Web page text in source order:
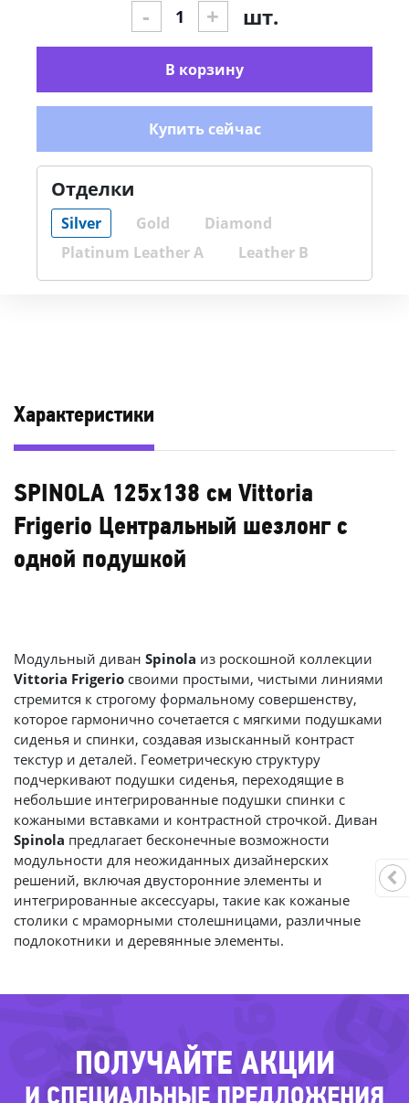
Отделки
Silver Gold
Diamond
Platinum Leather A
Leather B
- + шт.
В корзину
Купить сейчас
Характеристики
SPINOLA 125х138 см Vittoria
Frigerio Центральный шезлонг с
одной подушкой
Модульный диван Spinola из роскошной коллекции
Vittoria Frigerio своими простыми, чистыми линиями
стремится к строгому формальному совершенству,
которое гармонично сочетается с мягкими подушками
сиденья и спинки, создавая изысканный контраст
текстур и деталей. Геометрическую структуру
подчеркивают подушки сиденья, переходящие в
небольшие интегрированные подушки спинки с
кожаными вставками и контрастной строчкой. Диван
Spinola предлагает бесконечные возможности
модульности для неожиданных дизайнерских
решений, включая двусторонние элементы и
интегрированные аксессуары, такие как кожаные
столики с мраморными столешницами, различные
подлокотники и деревянные элементы.
ПОЛУЧАЙТЕ АКЦИИ
-
-34% -56%